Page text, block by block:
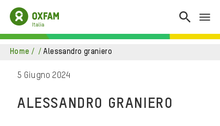
home / / alessandro graniero
5 Giugno 2024
ALESSANDRO GRANIERO